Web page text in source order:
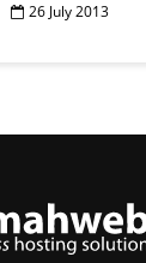
26 July 2013